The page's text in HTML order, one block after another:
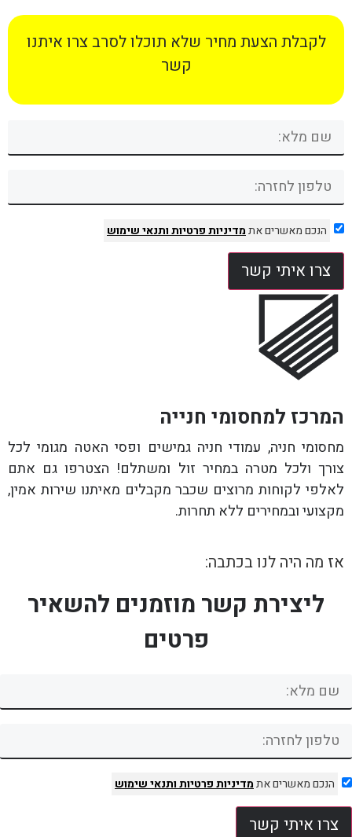
לקבלת הצעת מחיר שלא תוכלו לסרב צרו איתנו
קשר
הנכם מאשרים אתמדיניות פרטיותותנאי שימוש
צרו איתי קשר
המרכז למחסומי חנייה
מחסומי חניה, עמודי חניה גמישים ופסי האטה מגומי לכל
צורך ולכל מטרה במחיר זול ומשתלם! הצטרפו גם אתם
לאלפי לקוחות מרוצים שכבר מקבלים מאיתנו שירות אמין,
מקצועי ובמחירים ללא תחרות.
אז מה היה לנו בכתבה:
ליצירת קשר מוזמנים להשאיר
פרטים
הנכם מאשרים אתמדיניות פרטיותותנאי שימוש
צרו איתי קשר